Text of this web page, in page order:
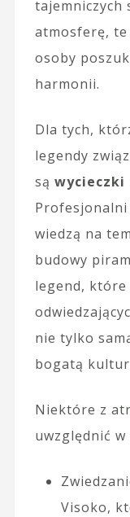
atmosferę,
osoby
harmonii.
Dla tych,
legendy
są wycieczki
Profesjonalni
wiedzą na
budowy
legend, które
nie tylko
bogatą
Niektóre z
uwzględnić
Visoko,